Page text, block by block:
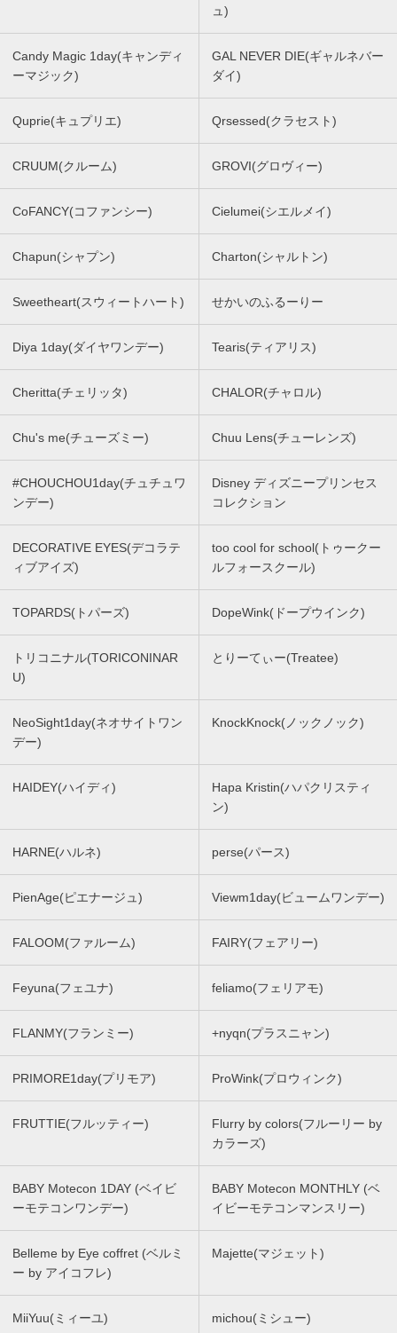
ュ)
Candy Magic 1day(キャンディ
ーマジック)
GAL NEVER DIE(ギャルネバー
ダイ)
Quprie(キュプリエ) Qrsessed(クラセスト)
CRUUM(クルーム) GROVI(グロヴィー)
CoFANCY(コファンシー) Cielumei(シエルメイ)
Chapun(シャプン) Charton(シャルトン)
Sweetheart(スウィートハート) せかいのふるーりー
Diya 1day(ダイヤワンデー) Tearis(ティアリス)
Cheritta(チェリッタ) CHALOR(チャロル)
Chu's me(チューズミー) Chuu Lens(チューレンズ)
#CHOUCHOU1day(チュチュワ
ンデー)
Disney ディズニープリンセス
コレクション
DECORATIVE EYES(デコラテ
ィブアイズ)
too cool for school(トゥークー
ルフォースクール)
TOPARDS(トパーズ) DopeWink(ドープウインク)
トリコニナル(TORICONINAR
U)
とりーてぃー(Treatee)
NeoSight1day(ネオサイトワン
デー)
KnockKnock(ノックノック)
HAIDEY(ハイディ)
Hapa Kristin(ハパクリスティ
ン)
HARNE(ハルネ) perse(パース)
PienAge(ピエナージュ) Viewm1day(ビュームワンデー)
FALOOM(ファルーム) FAIRY(フェアリー)
Feyuna(フェユナ) feliamo(フェリアモ)
FLANMY(フランミー) +nyqn(プラスニャン)
PRIMORE1day(プリモア) ProWink(プロウィンク)
FRUTTIE(フルッティー)
Flurry by colors(フルーリー by
カラーズ)
BABY Motecon 1DAY (ベイビ
ーモテコンワンデー)
BABY Motecon MONTHLY (ベ
イビーモテコンマンスリー)
Belleme by Eye coffret (ベルミ
ー by アイコフレ)
Majette(マジェット)
MiiYuu(ミィーユ) michou(ミシュー)